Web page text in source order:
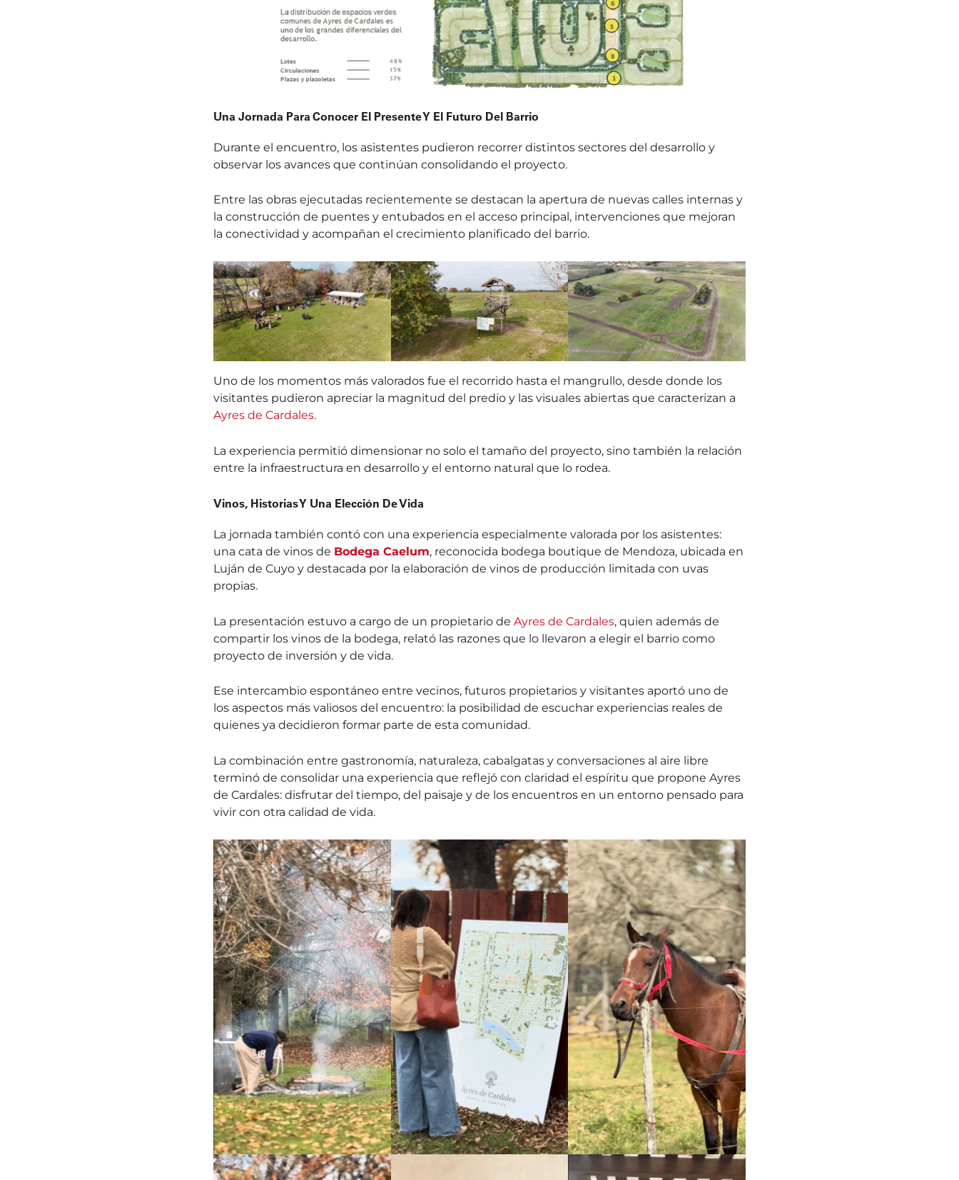
Una Jornada Para Conocer El Presente Y El Futuro Del Barrio
Durante el encuentro, los asistentes pudieron recorrer distintos sectores del desarrollo y
observar los avances que continúan consolidando el proyecto.
Entre las obras ejecutadas recientemente se destacan la apertura de nuevas calles internas y
la construcción de puentes y entubados en el acceso principal, intervenciones que mejoran
la conectividad y acompañan el crecimiento planificado del barrio.
Uno de los momentos más valorados fue el recorrido hasta el mangrullo, desde donde los
visitantes pudieron apreciar la magnitud del predio y las visuales abiertas que caracterizan a
Ayres de Cardales.
La experiencia permitió dimensionar no solo el tamaño del proyecto, sino también la relación
entre la infraestructura en desarrollo y el entorno natural que lo rodea.
Vinos, Historias Y Una Elección De Vida
La jornada también contó con una experiencia especialmente valorada por los asistentes:
una cata de vinos de Bodega Caelum, reconocida bodega boutique de Mendoza, ubicada en
Luján de Cuyo y destacada por la elaboración de vinos de producción limitada con uvas
propias.
La presentación estuvo a cargo de un propietario de Ayres de Cardales, quien además de
compartir los vinos de la bodega, relató las razones que lo llevaron a elegir el barrio como
proyecto de inversión y de vida.
Ese intercambio espontáneo entre vecinos, futuros propietarios y visitantes aportó uno de
los aspectos más valiosos del encuentro: la posibilidad de escuchar experiencias reales de
quienes ya decidieron formar parte de esta comunidad.
La combinación entre gastronomía, naturaleza, cabalgatas y conversaciones al aire libre
terminó de consolidar una experiencia que reflejó con claridad el espíritu que propone Ayres
de Cardales: disfrutar del tiempo, del paisaje y de los encuentros en un entorno pensado para
vivir con otra calidad de vida.